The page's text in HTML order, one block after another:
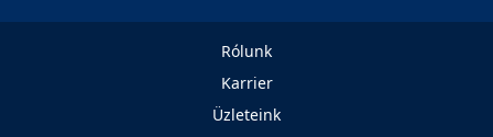
Rólunk
Karrier
Üzleteink